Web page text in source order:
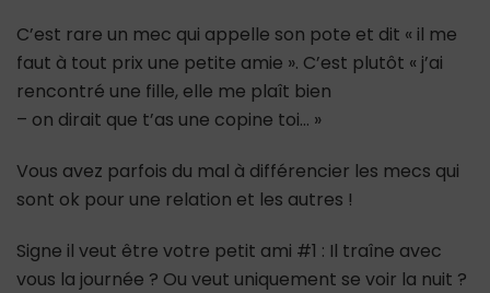
C’est rare un mec qui appelle son pote et dit « il me
faut à tout prix une petite amie ». C’est plutôt « j’ai
rencontré une fille, elle me plaît bien
– on dirait que t’as une copine toi… »
Vous avez parfois du mal à différencier les mecs qui
sont ok pour une relation et les autres !
Signe il veut être votre petit ami #1 : Il traîne avec
vous la journée ? Ou veut uniquement se voir la nuit ?